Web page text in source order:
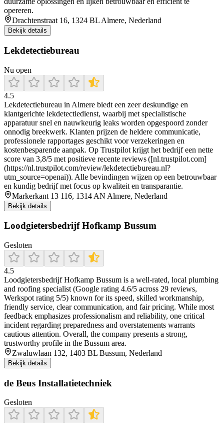
opereren.
Drachtenstraat 16, 1324 BL Almere, Nederland
Bekijk details
Lekdetectiebureau
Nu open
4.5
Lekdetectiebureau in Almere biedt een zeer deskundige en
klantgerichte lekdetectiedienst, waarbij met specialistische
apparatuur snel en nauwkeurig leaks worden opgespoord zonder
onnodig breekwerk. Klanten prijzen de heldere communicatie,
professionele rapportages geschikt voor verzekeringen en
kostenbesparende aanpak. Op Trustpilot krijgt het bedrijf een nette
score van 3,8/5 met positieve recente reviews ([nl.trustpilot.com]
(https://nl.trustpilot.com/review/lekdetectiebureau.nl?
utm_source=openai)). Alle bevindingen wijzen op een betrouwbaar
en kundig bedrijf met focus op kwaliteit en transparantie.
Markerkant 13 116, 1314 AN Almere, Nederland
Bekijk details
Loodgietersbedrijf Hofkamp Bussum
Gesloten
4.5
Loodgietersbedrijf Hofkamp Bussum is a well‑rated, local plumbing
and roofing specialist (Google rating 4.6/5 across 29 reviews,
Werkspot rating 5/5) known for its speed, skilled workmanship,
friendly service, clear communication, and fair pricing. While most
feedback emphasizes professionalism and reliability, one critical
incident regarding preparedness and overstatements warrants
cautious attention. Overall, the company presents a strong,
trustworthy profile in the Bussum area.
Zwaluwlaan 132, 1403 BL Bussum, Nederland
Bekijk details
de Beus Installatietechniek
Gesloten